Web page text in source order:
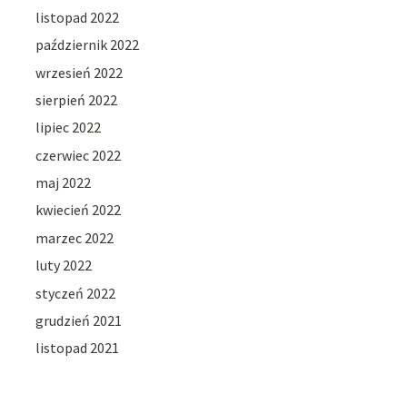
listopad 2022
październik 2022
wrzesień 2022
sierpień 2022
lipiec 2022
czerwiec 2022
maj 2022
kwiecień 2022
marzec 2022
luty 2022
styczeń 2022
grudzień 2021
listopad 2021